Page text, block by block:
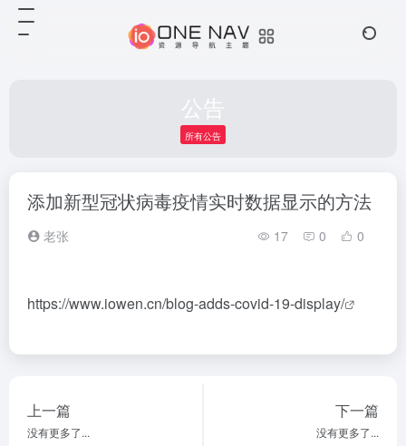
公告
所有公告
添加新型冠状病毒疫情实时数据显示的方法
老张 17 0 0
https://www.iowen.cn/blog-adds-covid-19-display/
上一篇
没有更多了...
下一篇
没有更多了...